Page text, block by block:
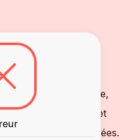
avec des reflets
de fruits noirs (mûre,
noir), de violette et
notes fumées et boisées.